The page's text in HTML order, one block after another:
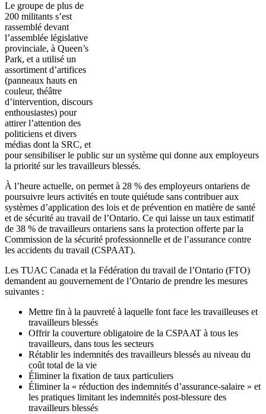
Le groupe de plus de
200 militants s’est
rassemblé devant
l’assemblée législative
provinciale, à Queen’s
Park, et a utilisé un
assortiment d’artifices
(panneaux hauts en
couleur, théâtre
d’intervention, discours
enthousiastes) pour
attirer l’attention des
politiciens et divers
médias dont la SRC, et
pour sensibiliser le public sur un système qui donne aux employeurs
la priorité sur les travailleurs blessés.
À l’heure actuelle, on permet à 28 % des employeurs ontariens de
poursuivre leurs activités en toute quiétude sans contribuer aux
systèmes d’application des lois et de prévention en matière de santé
et de sécurité au travail de l’Ontario. Ce qui laisse un taux estimatif
de 38 % de travailleurs ontariens sans la protection offerte par la
Commission de la sécurité professionnelle et de l’assurance contre
les accidents du travail (CSPAAT).
Les TUAC Canada et la Fédération du travail de l’Ontario (FTO)
demandent au gouvernement de l’Ontario de prendre les mesures
suivantes :
Mettre fin à la pauvreté à laquelle font face les travailleuses et
travailleurs blessés
Offrir la couverture obligatoire de la CSPAAT à tous les
travailleurs, dans tous les secteurs
Rétablir les indemnités des travailleurs blessés au niveau du
coût total de la vie
Éliminer la fixation de taux particuliers
Éliminer la « réduction des indemnités d’assurance-salaire » et
les pratiques limitant les indemnités post-blessure des
travailleurs blessés